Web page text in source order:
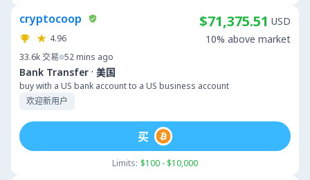
cryptocoop
4.96
33.6k交易 52 mins ago
Bank Transfer · 美国
buy with a US bank account to a US business account
欢迎新用户
$71,375.51 USD
10% above market
Limits: $100 - $10,000
买